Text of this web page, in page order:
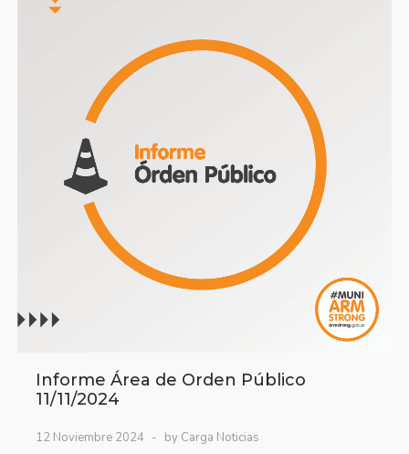
Informe Área de Orden Público
11/11/2024
12 Noviembre 2024 by Carga Noticias